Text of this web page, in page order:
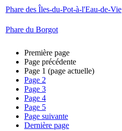
Phare des Îles-du-Pot-à-l'Eau-de-Vie
Phare du Borgot
Première page
Page précédente
Page 1 (page actuelle)
Page 2
Page 3
Page 4
Page 5
Page suivante
Dernière page